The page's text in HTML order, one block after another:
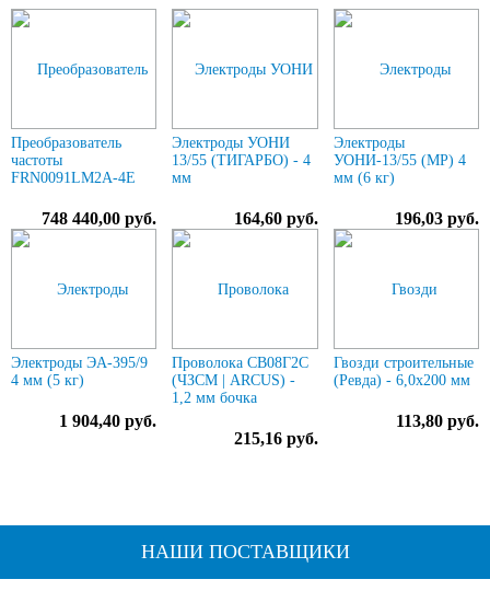
Преобразователь
частоты
FRN0091LM2A-4E
748 440,00 руб.
Электроды УОНИ
13/55 (ТИГАРБО) - 4
мм
164,60 руб.
Электроды
УОНИ-13/55 (МР) 4
мм (6 кг)
196,03 руб.
Электроды ЭА-395/9
4 мм (5 кг)
1 904,40 руб.
Проволока СВ08Г2С
(ЧЗСМ | ARCUS) -
1,2 мм бочка
215,16 руб.
Гвозди строительные
(Ревда) - 6,0х200 мм
113,80 руб.
НАШИ ПОСТАВЩИКИ